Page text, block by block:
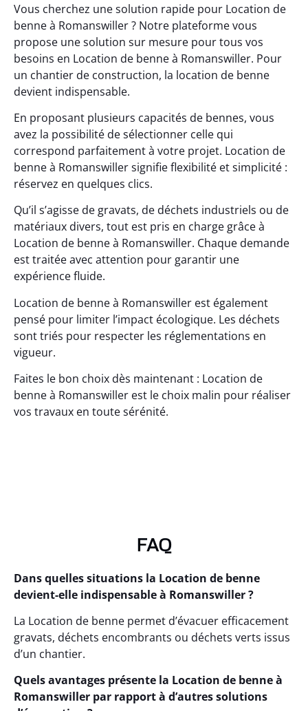
Vous cherchez une solution rapide pour Location de
benne à Romanswiller ? Notre plateforme vous
propose une solution sur mesure pour tous vos
besoins en Location de benne à Romanswiller. Pour
un chantier de construction, la location de benne
devient indispensable.
En proposant plusieurs capacités de bennes, vous
avez la possibilité de sélectionner celle qui
correspond parfaitement à votre projet. Location de
benne à Romanswiller signifie flexibilité et simplicité :
réservez en quelques clics.
Qu’il s’agisse de gravats, de déchets industriels ou de
matériaux divers, tout est pris en charge grâce à
Location de benne à Romanswiller. Chaque demande
est traitée avec attention pour garantir une
expérience fluide.
Location de benne à Romanswiller est également
pensé pour limiter l’impact écologique. Les déchets
sont triés pour respecter les réglementations en
vigueur.
Faites le bon choix dès maintenant : Location de
benne à Romanswiller est le choix malin pour réaliser
vos travaux en toute sérénité.
FAQ
Dans quelles situations la Location de benne
devient-elle indispensable à Romanswiller ?
La Location de benne permet d’évacuer efficacement
gravats, déchets encombrants ou déchets verts issus
d’un chantier.
Quels avantages présente la Location de benne à
Romanswiller par rapport à d’autres solutions